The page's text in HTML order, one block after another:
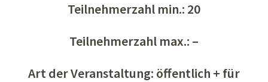
Teilnehmerzahl min.: 20
Teilnehmerzahl max.: –
Art der Veranstaltung: öffentlich + für